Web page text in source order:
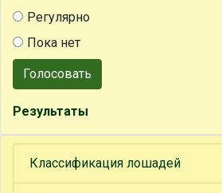
Регулярно
Пока нет
Голосовать
Результаты
Классификация лошадей